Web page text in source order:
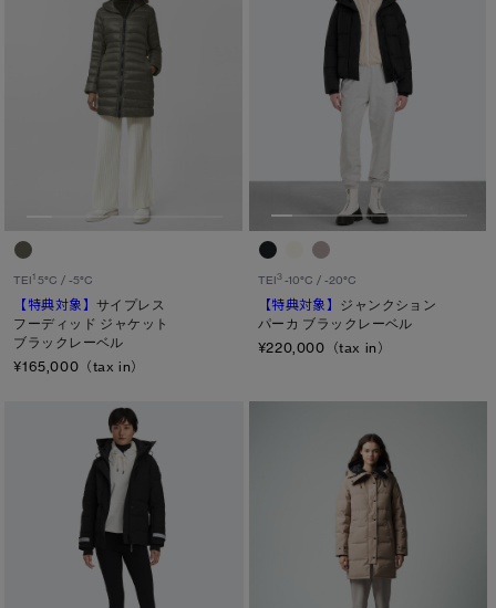
TEI1 5°C / -5°C
【特典対象】サイプレス
フーディッド ジャケット
ブラックレーベル
¥165,000（tax in）
TEI3-10°C / -20°C
【特典対象】 ジャンクション
パーカ ブラックレーベル
¥220,000（tax in）